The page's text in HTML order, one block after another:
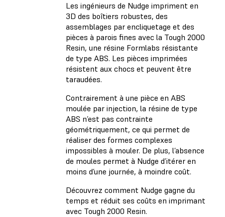
Les ingénieurs de Nudge impriment en
3D des boîtiers robustes, des
assemblages par encliquetage et des
pièces à parois fines avec la Tough 2000
Resin, une résine Formlabs résistante
de type ABS. Les pièces imprimées
résistent aux chocs et peuvent être
taraudées.
Contrairement à une pièce en ABS
moulée par injection, la résine de type
ABS n’est pas contrainte
géométriquement, ce qui permet de
réaliser des formes complexes
impossibles à mouler. De plus, l’absence
de moules permet à Nudge d’itérer en
moins d’une journée, à moindre coût.
Découvrez comment Nudge gagne du
temps et réduit ses coûts en imprimant
avec Tough 2000 Resin.